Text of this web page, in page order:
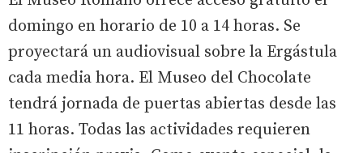
domingo en horario de 10 a 14 horas. Se
proyectará un audiovisual sobre la Ergástula
cada media hora. El Museo del Chocolate
tendrá jornada de puertas abiertas desde las
11 horas. Todas las actividades requieren